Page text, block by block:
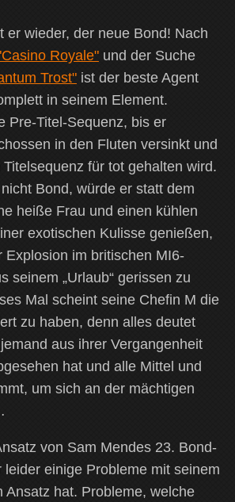
er wieder, der neue Bond! Nach
Royale"und der Suche
Trost"ist der beste Agent
in seinem Element.
Pre-Titel-Sequenz, bis er
in den Fluten versinkt und
für tot gehalten wird.
Bond, würde er statt dem
heiße Frau und einen kühlen
exotischen Kulisse genießen,
Explosion im britischen MI6-
seinem „Urlaub“ gerissen zu
Mal scheint seine Chefin M die
zu haben, denn alles deutet
aus ihrer Vergangenheit
hat und alle Mittel und
um sich an der mächtigen
von Sam Mendes 23. Bond-
leider einige Probleme mit seinem
Ansatz hat. Probleme, welche